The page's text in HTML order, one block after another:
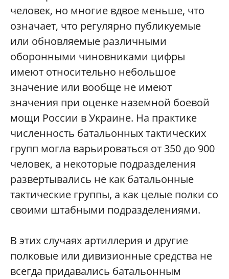
человек, но многие вдвое меньше, что
означает, что регулярно публикуемые
или обновляемые различными
оборонными чиновниками цифры
имеют относительно небольшое
значение или вообще не имеют
значения при оценке наземной боевой
мощи России в Украине. На практике
численность батальонных тактических
групп могла варьироваться от 350 до 900
человек, а некоторые подразделения
развертывались не как батальонные
тактические группы, а как целые полки со
своими штабными подразделениями.
В этих случаях артиллерия и другие
полковые или дивизионные средства не
всегда придавались батальонным